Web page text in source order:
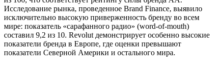
Исследование рынка, проведенное Brand Finance, выявило
исключительно высокую приверженность бренду во всем
мире: показатель «сарафанного радио» (word-of-mouth)
составил 9,2 из 10. Revolut демонстрирует особенно высокие
показатели бренда в Европе, где оценки превышают
показатели Северной Америки и остального мира.